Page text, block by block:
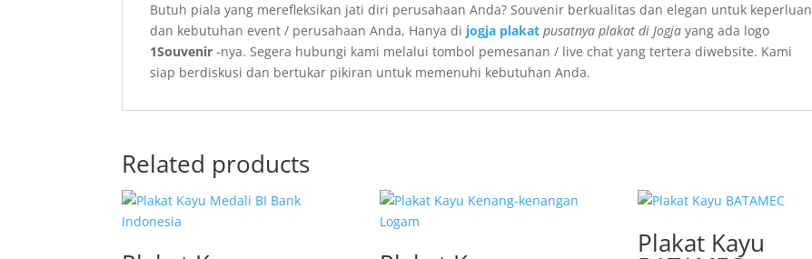
Butuh piala yang merefleksikan jati diri perusahaan Anda? Souvenir berkualitas dan elegan untuk keperluan
dan kebutuhan event / perusahaan Anda, Hanya di jogja plakatpusatnya plakat di Jogja yang ada logo
1Souvenir -nya. Segera hubungi kami melalui tombol pemesanan / live chat yang tertera diwebsite. Kami
siap berdiskusi dan bertukar pikiran untuk memenuhi kebutuhan Anda.
Related products
Plakat Kayu